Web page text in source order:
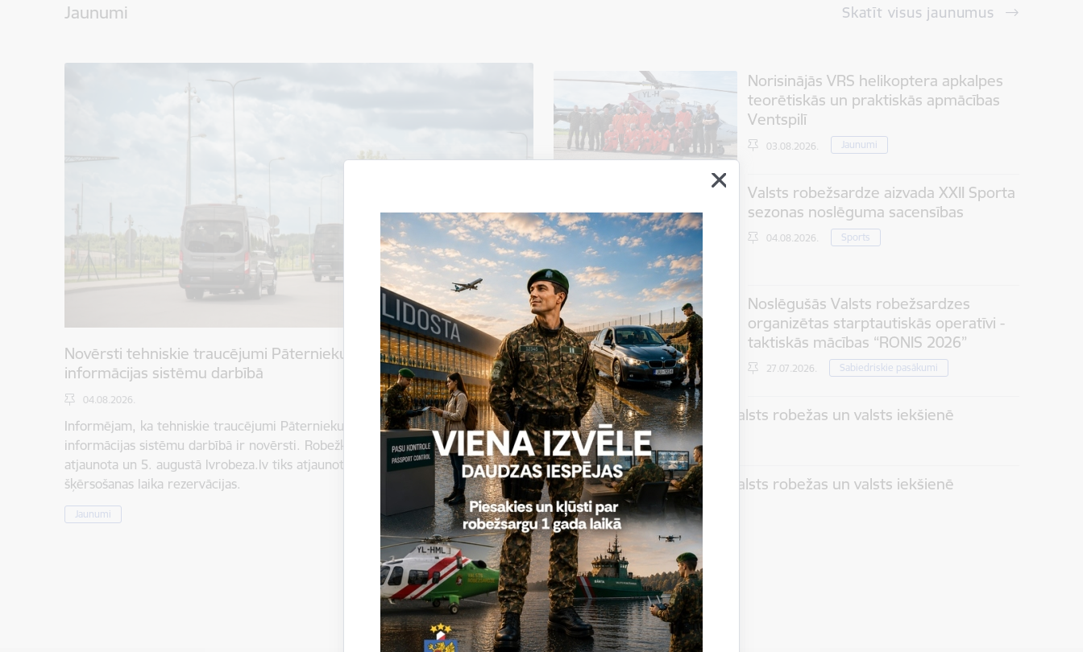
Jaunumi Skatīt visus jaunumus
Novērsti tehniskie traucējumi Pāternieku robežkontroles punkta
informācijas sistēmu darbībā
04.08.2026.
Informējam, ka tehniskie traucējumi Pāternieku robežkontroles punkta
informācijas sistēmu darbībā ir novērsti. Robežkontroles veikšana ir pilnībā
atjaunota un 5. augustā lvrobeza.lv tiks atjaunota iespēja veikt jaunas robežas
šķērsošanas laika rezervācijas.
Jaunumi
Norisinājās VRS helikoptera apkalpes
teorētiskās un praktiskās apmācības
Ventspilī
03.08.2026. Jaunumi
Valsts robežsardze aizvada XXII Sporta
sezonas noslēguma sacensības
04.08.2026. Sports
Noslēgušās Valsts robežsardzes
organizētas starptautiskās operatīvi -
taktiskās mācības “RONIS 2026”
27.07.2026. Sabiedriskie pasākumi
2026. gada 6. augusts uz valsts robežas un valsts iekšienē
07.08.2026. Statistika
2026. gada 5. augusts uz valsts robežas un valsts iekšienē
06.08.2026. Statistika
Visi jaunumi